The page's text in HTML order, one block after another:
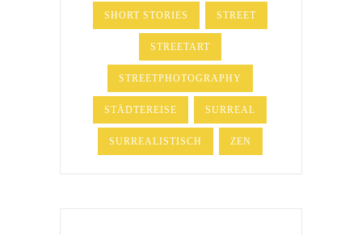
SHORT STORIES STREET
STREETART
STREETPHOTOGRAPHY
STÄDTEREISE SURREAL
SURREALISTISCH ZEN